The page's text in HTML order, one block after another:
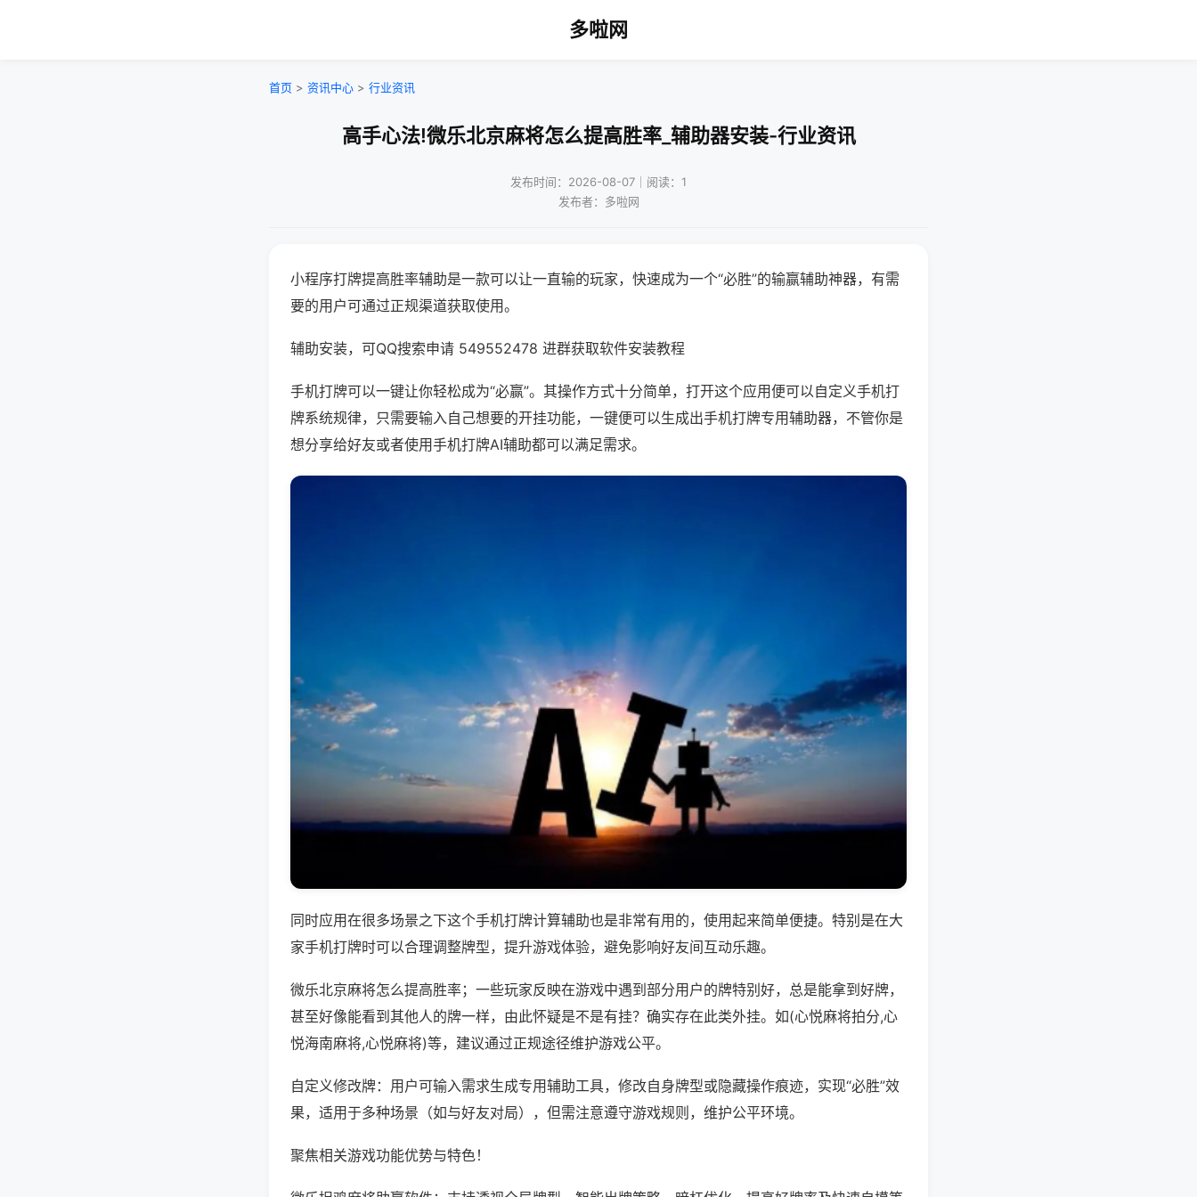
多啦网
首页 > 资讯中心 > 行业资讯
高手心法!微乐北京麻将怎么提高胜率_辅助器安装-行业资讯
发布时间：2026-08-07｜阅读：1
发布者：多啦网
小程序打牌提高胜率辅助是一款可以让一直输的玩家，快速成为一个“必胜”的输赢辅助神器，有需
要的用户可通过正规渠道获取使用。
辅助安装，可QQ搜索申请 549552478 进群获取软件安装教程
手机打牌可以一键让你轻松成为“必赢”。其操作方式十分简单，打开这个应用便可以自定义手机打
牌系统规律，只需要输入自己想要的开挂功能，一键便可以生成出手机打牌专用辅助器，不管你是
想分享给好友或者使用手机打牌AI辅助都可以满足需求。
同时应用在很多场景之下这个手机打牌计算辅助也是非常有用的，使用起来简单便捷。特别是在大
家手机打牌时可以合理调整牌型，提升游戏体验，避免影响好友间互动乐趣。
微乐北京麻将怎么提高胜率；一些玩家反映在游戏中遇到部分用户的牌特别好，总是能拿到好牌，
甚至好像能看到其他人的牌一样，由此怀疑是不是有挂？确实存在此类外挂。如(心悦麻将拍分,心
悦海南麻将,心悦麻将)等，建议通过正规途径维护游戏公平。
自定义修改牌：用户可输入需求生成专用辅助工具，修改自身牌型或隐藏操作痕迹，实现“必胜”效
果，适用于多种场景（如与好友对局），但需注意遵守游戏规则，维护公平环境。
聚焦相关游戏功能优势与特色！